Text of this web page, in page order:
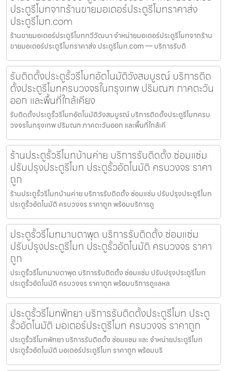
ประตูรีโมทจากร้านขายมอเตอร์ประตูรีโมทราคาส่ง
ประตูรีโมท.com
ร้านขายมอเตอร์ประตูรีโมททวีวัฒนา จำหน่ายมอเตอร์ประตูรีโมทจากร้าน
ขายมอเตอร์ประตูรีโมทราคาส่ง ประตูรีโมท.com — บริการรับติ
รับติดตั้งประตูรั้วรีโมทอัตโนมัติวังสมบูรณ์ บริการติด
ตั้งประตูรีโมทครบวงจรในกรุงเทพ ปริมณฑ ภาคตะวัน
ออก และพื้นที่ใกล้เคียง
รับติดตั้งประตูรั้วรีโมทอัตโนมัติวังสมบูรณ์ บริการติดตั้งประตูรีโมทครบ
วงจรในกรุงเทพ ปริมณฑ ภาคตะวันออก และพื้นที่ใกล้เคี
ร้านประตูรั้วรีโมทบ้านค่าย บริการรับติดตั้ง ซ่อมแซ่ม
ปรับปรุงประตูรีโมท ประตูรั้วอัตโนมัติ ครบวงจร ราคา
ถูก
ร้านประตูรั้วรีโมทบ้านค่าย บริการรับติดตั้ง ซ่อมแซ่ม ปรับปรุงประตูรีโมท
ประตูรั้วอัตโนมัติ ครบวงจร ราคาถูก พร้อมบริการดู
ประตูรั้วรีโมทมาบตาพุด บริการรับติดตั้ง ซ่อมแซ่ม
ปรับปรุงประตูรีโมท ประตูรั้วอัตโนมัติ ครบวงจร ราคา
ถูก
ประตูรั้วรีโมทมาบตาพุด บริการรับติดตั้ง ซ่อมแซ่ม ปรับปรุงประตูรีโมท
ประตูรั้วอัตโนมัติ ครบวงจร ราคาถูก พร้อมบริการดูแลหล
ประตูรั้วรีโมทพัทยา บริการรับติดตั้งประตูรีโมท ประตู
รั้วอัตโนมัติ มอเตอร์ประตูรีโมท ครบวงจร ราคาถูก
ประตูรั้วรีโมทพัทยา บริการรับติดตั้ง ซ่อมแซม และ จำหน่ายประตูรีโมท
ประตูรั้วอัตโนมัติ มอเตอร์ประตูรีโมท ราคาถูก พร้อมบริ